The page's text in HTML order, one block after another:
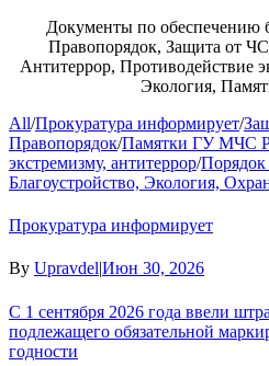
Документы по обеспечению
Правопорядок, Защита от
Антитеррор, Противодействие
Экология,
All/Прокуратура информирует/
Правопорядок/Памятки ГУ МЧС
экстремизму, антитеррор/
Благоустройство, Экология,
Прокуратура информирует
By Upravdel|Июн 30, 2026
С 1 сентября 2026 года ввели
подлежащего обязательной
годности